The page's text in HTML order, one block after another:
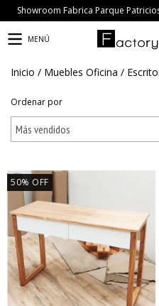
Showroom Fabrica Parque
MENÚ
Inicio / Muebles Oficina /
Ordenar por
50% OFF